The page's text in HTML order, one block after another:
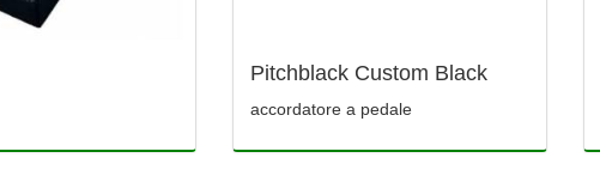
Pitchblack Custom Black
accordatore a pedale